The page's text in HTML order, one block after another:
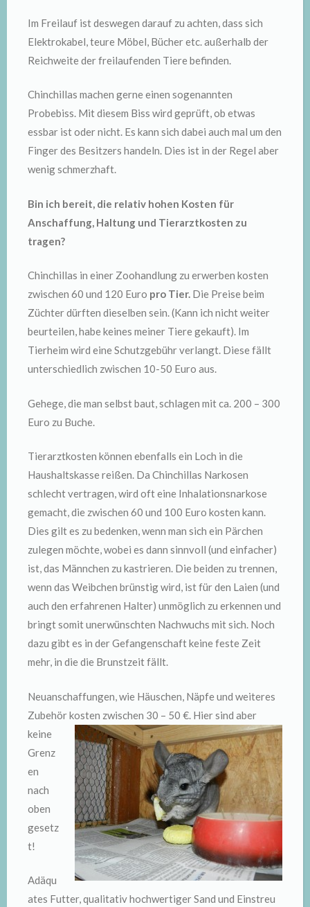
Im Freilauf ist deswegen darauf zu achten, dass sich
Elektrokabel, teure Möbel, Bücher etc. außerhalb der
Reichweite der freilaufenden Tiere befinden.
Chinchillas machen gerne einen sogenannten
Probebiss. Mit diesem Biss wird geprüft, ob etwas
essbar ist oder nicht. Es kann sich dabei auch mal um den
Finger des Besitzers handeln. Dies ist in der Regel aber
wenig schmerzhaft.
Bin ich bereit, die relativ hohen Kosten für
Anschaffung, Haltung und Tierarztkosten zu
tragen?
Chinchillas in einer Zoohandlung zu erwerben kosten
zwischen 60 und 120 Euro pro Tier. Die Preise beim
Züchter dürften dieselben sein. (Kann ich nicht weiter
beurteilen, habe keines meiner Tiere gekauft). Im
Tierheim wird eine Schutzgebühr verlangt. Diese fällt
unterschiedlich zwischen 10-50 Euro aus.
Gehege, die man selbst baut, schlagen mit ca. 200 – 300
Euro zu Buche.
Tierarztkosten können ebenfalls ein Loch in die
Haushaltskasse reißen. Da Chinchillas Narkosen
schlecht vertragen, wird oft eine Inhalationsnarkose
gemacht, die zwischen 60 und 100 Euro kosten kann.
Dies gilt es zu bedenken, wenn man sich ein Pärchen
zulegen möchte, wobei es dann sinnvoll (und einfacher)
ist, das Männchen zu kastrieren. Die beiden zu trennen,
wenn das Weibchen brünstig wird, ist für den Laien (und
auch den erfahrenen Halter) unmöglich zu erkennen und
bringt somit unerwünschten Nachwuchs mit sich. Noch
dazu gibt es in der Gefangenschaft keine feste Zeit
mehr, in die die Brunstzeit fällt.
Neuanschaffungen, wie Häuschen, Näpfe und weiteres
Zubehör kosten zwischen 30 – 50 €. Hier sind aber
keine
Grenz
en
nach
oben
gesetz
t!
Adäqu
ates Futter, qualitativ hochwertiger Sand und Einstreu